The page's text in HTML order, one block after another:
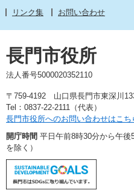
リンク集
お問い合わせ
長門市役所
法人番号5000020352110
〒759-4192 山口県長門市東深川
Tel：0837-22-2111（代表）
長門市役所へのお問い合わせはこち
開庁時間 平日午前8時30分から午
を除く）